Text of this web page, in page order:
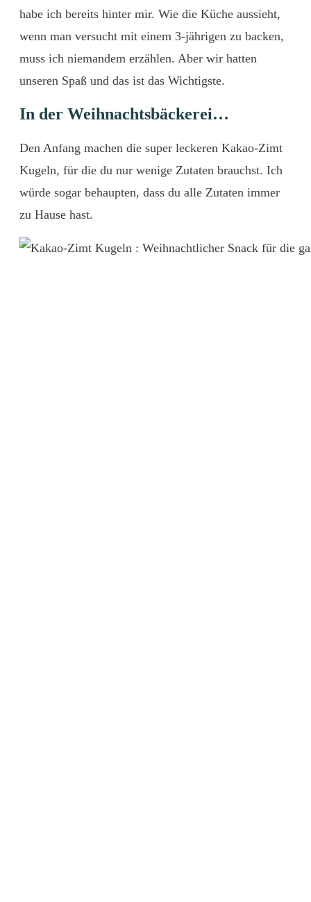
habe ich bereits hinter mir. Wie die Küche aussieht,
wenn man versucht mit einem 3-jährigen zu backen,
muss ich niemandem erzählen. Aber wir hatten
unseren Spaß und das ist das Wichtigste.
In der Weihnachtsbäckerei…
Den Anfang machen die super leckeren Kakao-Zimt
Kugeln, für die du nur wenige Zutaten brauchst. Ich
würde sogar behaupten, dass du alle Zutaten immer
zu Hause hast.